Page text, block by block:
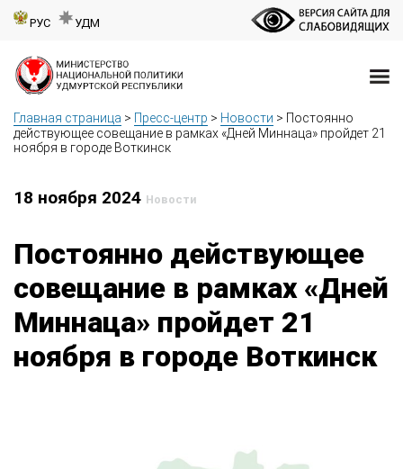
РУС УДМ
Главная страница > Пресс-центр > Новости > Постоянно
действующее совещание в рамках «Дней Миннаца» пройдет 21
ноября в городе Воткинск
18 ноября 2024 Новости
Постоянно действующее
совещание в рамках «Дней
Миннаца» пройдет 21
ноября в городе Воткинск